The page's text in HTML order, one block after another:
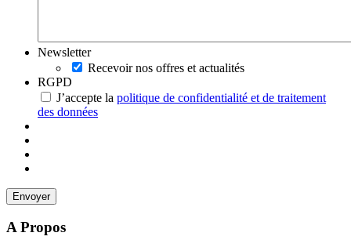
Newsletter
Recevoir nos offres et actualités
RGPD
J’accepte la politique de confidentialité et de traitement
des données
A Propos